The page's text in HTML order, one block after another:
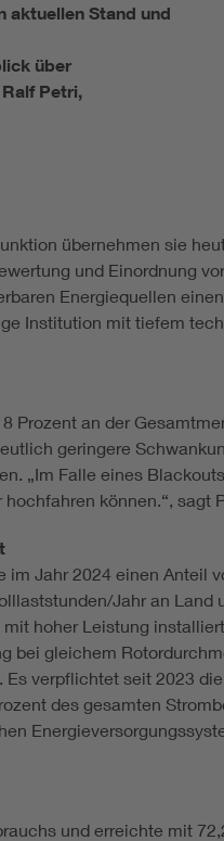
aktuellen Stand und
über
Petri,
übernehmen sie
und Einordnung
Energiequellen
Institution mit tiefem
an der
geringere
„Im Falle eines
können.“, sagt
Jahr 2024 einen Anteil
Jahr an
hoher Leistung
gleichem
verpflichtet seit 2023
des gesamten
und erreichte mit